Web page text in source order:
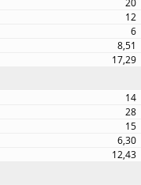
20
12
6
8,51
17,29
14
28
15
6,30
12,43